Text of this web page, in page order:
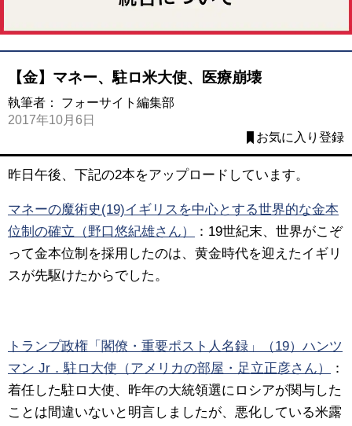
【金】マネー、駐ロ米大使、医療崩壊
執筆者： フォーサイト編集部
2017年10月6日
お気に入り登録
昨日午後、下記の2本をアップロードしています。
マネーの魔術史(19)イギリスを中心とする世界的な金本
位制の確立（野口悠紀雄さん）
： 19世紀末、世界がこぞ
って金本位制を採用したのは、黄金時代を迎えたイギリ
スが先駆けたからでした。
トランプ政権「閣僚・重要ポスト人名録」（19）ハンツ
マン Jr．駐ロ大使（アメリカの部屋・足立正彦さん）
：
着任した駐ロ大使、昨年の大統領選にロシアが関与した
ことは間違いないと明言しましたが、悪化している米露